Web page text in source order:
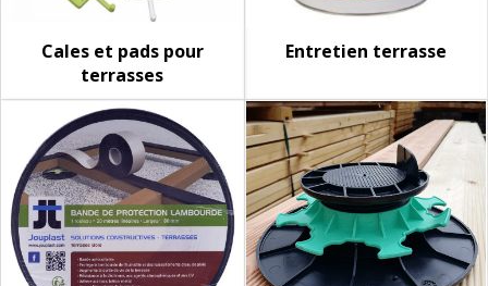
Cales et pads pour
terrasses
Entretien terrasse